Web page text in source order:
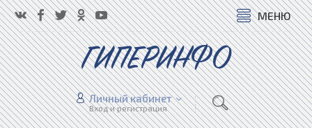
МЕНЮ
ГИПЕРИНФО
Личный кабинет
Вход и регистрация